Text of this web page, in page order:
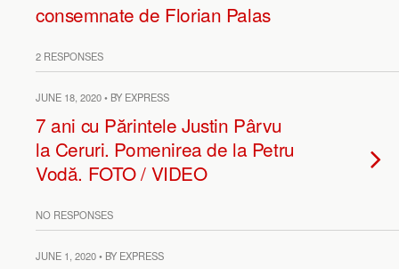
consemnate de Florian Palas
2 RESPONSES
JUNE 18, 2020 • BY EXPRESS
7 ani cu Părintele Justin Pârvu
la Ceruri. Pomenirea de la Petru
Vodă. FOTO / VIDEO
NO RESPONSES
JUNE 1, 2020 • BY EXPRESS